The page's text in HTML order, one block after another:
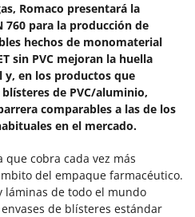
Romaco presentará la
para la producción de
hechos de monomaterial
sin PVC mejoran la huella
en los productos que
de PVC/aluminio,
comparables a las de los
en el mercado.
cobra cada vez más
del empaque farmacéutico.
láminas de todo el mundo
de blísteres estándar